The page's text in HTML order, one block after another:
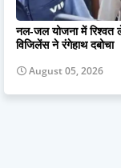
नल-जल योजना में रिश्वत
विजिलेंस ने रंगेहाथ दबोचा
August 05, 2026